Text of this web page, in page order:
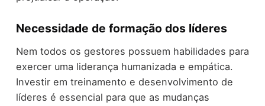
Necessidade de formação dos líderes
Nem todos os gestores possuem habilidades para
exercer uma liderança humanizada e empática.
Investir em treinamento e desenvolvimento de
líderes é essencial para que as mudanças